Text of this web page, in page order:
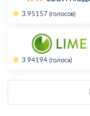
3.95157 (голосов)
3.94194 (голоса)